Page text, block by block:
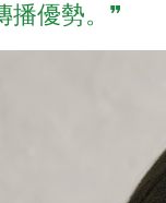
播優勢。❞